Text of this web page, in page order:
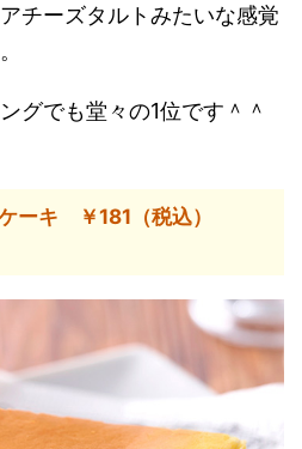
チーズタルトみたいな感覚
グでも堂々の1位です＾＾
ーキ ￥181（税込）